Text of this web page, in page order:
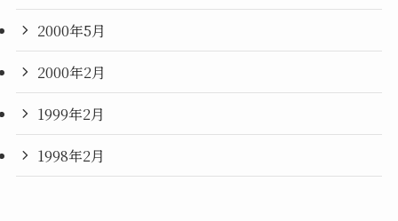
2000年5月
2000年2月
1999年2月
1998年2月